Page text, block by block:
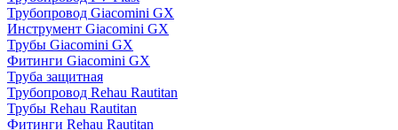
Трубопровод Giacomini GX
Инструмент Giacomini GX
Трубы Giacomini GX
Фитинги Giacomini GX
Труба защитная
Трубопровод Rehau Rautitan
Трубы Rehau Rautitan
Фитинги Rehau Rautitan